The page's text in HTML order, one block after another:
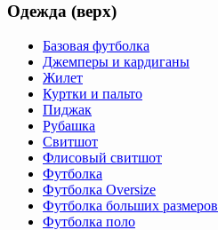
Одежда (верх)
Базовая футболка
Джемперы и кардиганы
Жилет
Куртки и пальто
Пиджак
Рубашка
Свитшот
Флисовый свитшот
Футболка
Футболка Oversize
Футболка больших размеров
Футболка поло